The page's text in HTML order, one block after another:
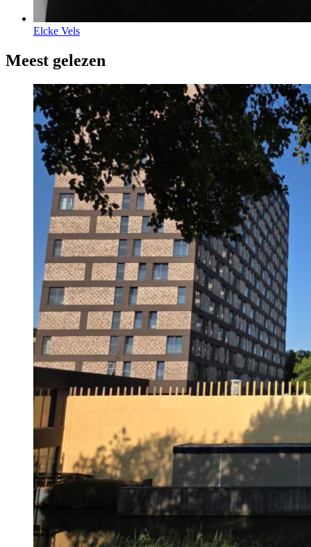
Elcke Vels
Meest gelezen